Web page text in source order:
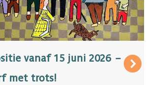
vanaf 15 juni 2026 –
met trots!